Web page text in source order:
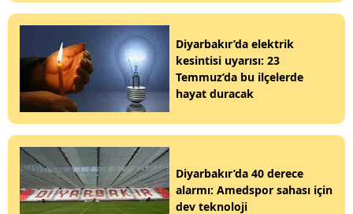
Diyarbakır’da elektrik
kesintisi uyarısı: 23
Temmuz’da bu ilçelerde
hayat duracak
Diyarbakır’da 40 derece
alarmı: Amedspor sahası için
dev teknoloji